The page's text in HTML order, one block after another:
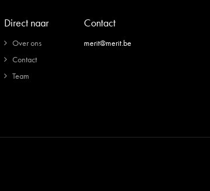
Direct naar
Over ons
Contact
Team
Contact
merit@merit.be